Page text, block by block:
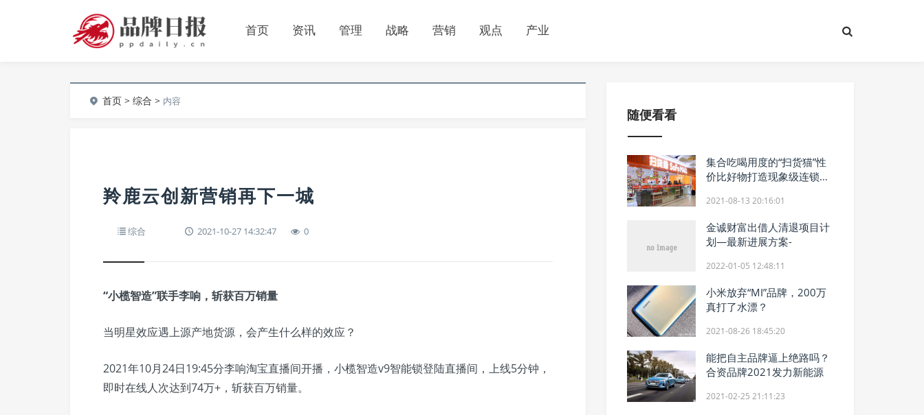
首页 资讯 管理 战略 营销 观点 产业
首页 >综合 > 内容
羚鹿云创新营销再下一城
综合 2021-10-27 14:32:47 0
“小榄智造”联手李响，斩获百万销量
当明星效应遇上源产地货源，会产生什么样的效应？
2021年10月24日19:45分李响淘宝直播间开播，小榄智造v9智能锁登陆直播间，上线5分钟，
即时在线人次达到74万+，斩获百万销量。
随便看看
集合吃喝用度的“扫货猫”性
价比好物打造现象级连锁品
2021-08-13 20:16:01
金诚财富出借人清退项目计
划—最新进展方案-
2022-01-05 12:48:11
小米放弃“MI”品牌，200万
真打了水漂？
2021-08-26 18:45:20
能把自主品牌逼上绝路吗？
合资品牌2021发力新能源
2021-02-25 21:11:23